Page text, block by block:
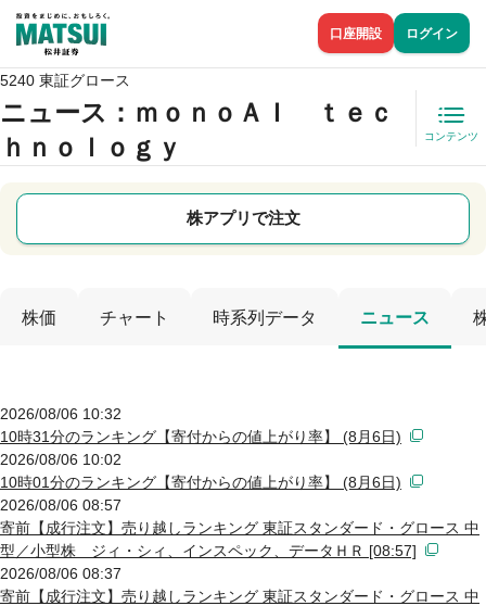
口座開設 ログイン
5240 東証グロース
ニュース ：ｍｏｎｏＡＩ ｔｅｃ
ｈｎｏｌｏｇｙ
コンテンツ
株アプリで注文
株価 チャート 時系列データ ニュース
2026/08/06 10:32
10時31分のランキング【寄付からの値上がり率】 (8月6日)
2026/08/06 10:02
10時01分のランキング【寄付からの値上がり率】 (8月6日)
2026/08/06 08:57
寄前【成行注文】売り越しランキング 東証スタンダード・グロース 中
型／小型株 ジィ・シィ、インスペック、データＨＲ [08:57]
2026/08/06 08:37
寄前【成行注文】売り越しランキング 東証スタンダード・グロース 中